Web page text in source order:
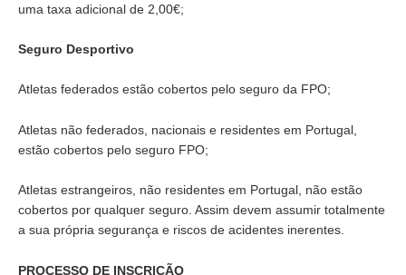
uma taxa adicional de 2,00€;
Seguro Desportivo
Atletas federados estão cobertos pelo seguro da FPO;
Atletas não federados, nacionais e residentes em Portugal,
estão cobertos pelo seguro FPO;
Atletas estrangeiros, não residentes em Portugal, não estão
cobertos por qualquer seguro. Assim devem assumir totalmente
a sua própria segurança e riscos de acidentes inerentes.
PROCESSO DE INSCRIÇÃO